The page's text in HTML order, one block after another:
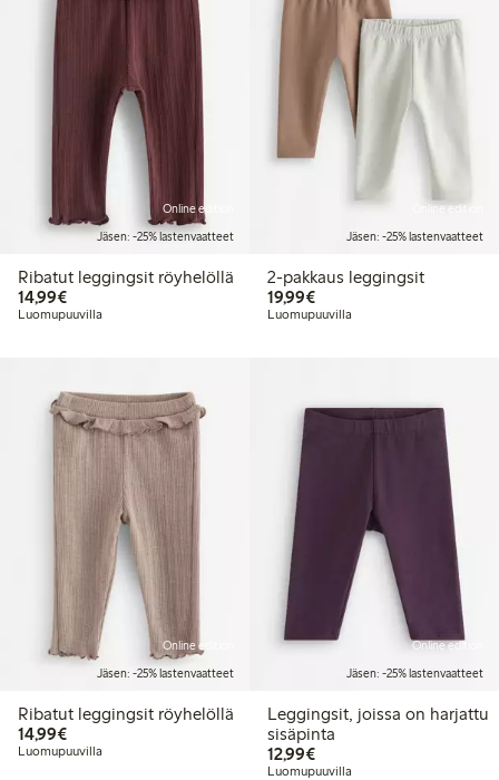
Online edition
Jäsen: -25% lastenvaatteet
Ribatut leggingsit röyhelöllä
14,99€14,99 €
Luomupuuvilla
Online edition
Jäsen: -25% lastenvaatteet
2-pakkaus leggingsit
19,99€19,99 €
Luomupuuvilla
Online edition
Jäsen: -25% lastenvaatteet
Ribatut leggingsit röyhelöllä
14,99€14,99 €
Luomupuuvilla
Online edition
Jäsen: -25% lastenvaatteet
Leggingsit, joissa on harjattu
sisäpinta
12,99€12,99 €
Luomupuuvilla